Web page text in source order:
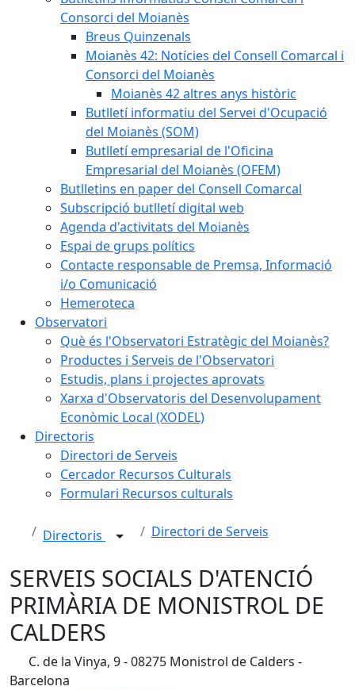
Consorci del Moianès
Breus Quinzenals
Moianès 42: Notícies del Consell Comarcal i
Consorci del Moianès
Moianès 42 altres anys històric
Butlletí informatiu del Servei d'Ocupació
del Moianès (SOM)
Butlletí empresarial de l'Oficina
Empresarial del Moianès (OFEM)
Butlletins en paper del Consell Comarcal
Subscripció butlletí digital web
Agenda d'activitats del Moianès
Espai de grups polítics
Contacte responsable de Premsa, Informació
i/o Comunicació
Hemeroteca
Observatori
Què és l'Observatori Estratègic del Moianès?
Productes i Serveis de l'Observatori
Estudis, plans i projectes aprovats
Xarxa d'Observatoris del Desenvolupament
Econòmic Local (XODEL)
Directoris
Directori de Serveis
Cercador Recursos Culturals
Formulari Recursos culturals
Directoris Directori de Serveis
SERVEIS SOCIALS D'ATENCIÓ
PRIMÀRIA DE MONISTROL DE
CALDERS
C. de la Vinya, 9 - 08275 Monistrol de Calders -
Barcelona